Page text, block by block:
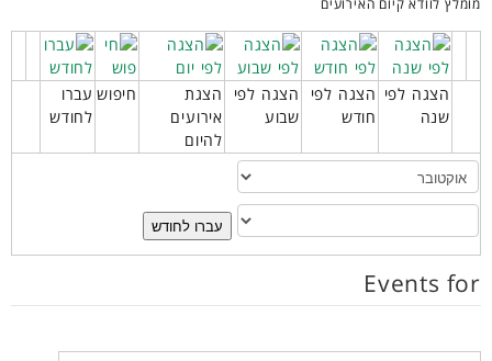
הצגה לפי
שנה
הצגה לפי
חודש
הצגה לפי
שבוע
הצגת
אירועים
להיום
חיפוש עברו
לחודש
עברו לחודש
Events for